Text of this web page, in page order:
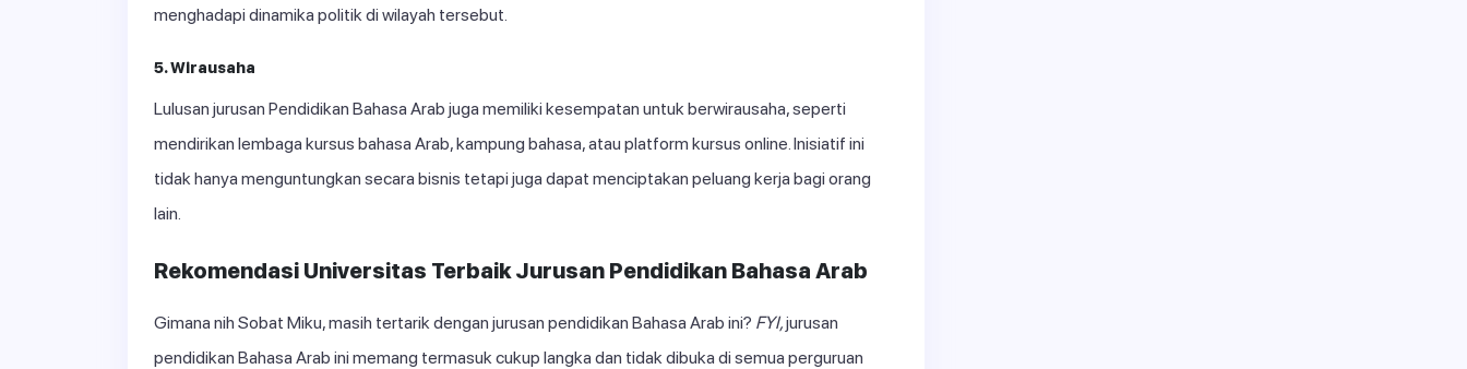
menghadapi dinamika politik di wilayah tersebut.
5. Wirausaha
Lulusan jurusan Pendidikan Bahasa Arab juga memiliki kesempatan untuk berwirausaha, seperti
mendirikan lembaga kursus bahasa Arab, kampung bahasa, atau platform kursus online. Inisiatif ini
tidak hanya menguntungkan secara bisnis tetapi juga dapat menciptakan peluang kerja bagi orang
lain.
Rekomendasi Universitas Terbaik Jurusan Pendidikan Bahasa Arab
Gimana nih Sobat Miku, masih tertarik dengan jurusan pendidikan Bahasa Arab ini? FYI,jurusan
pendidikan Bahasa Arab ini memang termasuk cukup langka dan tidak dibuka di semua perguruan